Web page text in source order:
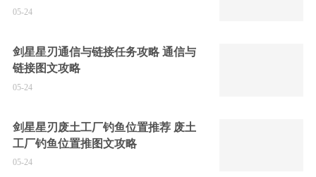
05-24
剑星星刃通信与链接任务攻略 通信与
链接图文攻略
05-24
剑星星刃废土工厂钓鱼位置推荐 废土
工厂钓鱼位置推图文攻略
05-24